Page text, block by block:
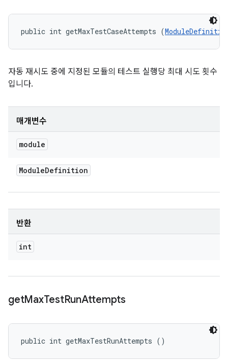
public int getMaxTestCaseAttempts (
자동 재시도 중에 지정된 모듈의 테스트 실행당 최대 시도 횟수
입니다.
매개변수
module
ModuleDefinition
반환
int
getMaxTestRunAttempts
public int getMaxTestRunAttempts ()